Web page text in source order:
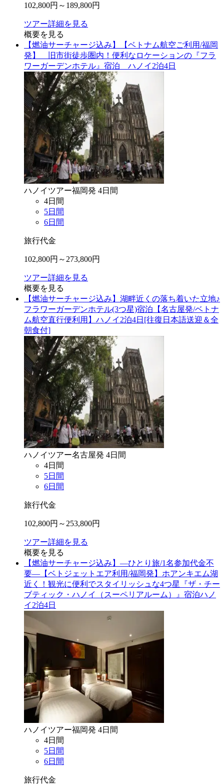
102,800円～ 189,800円
ツアー詳細を見る
概要を見る
【燃油サーチャージ込み】【ベトナム航空ご利用/福岡
発】 旧市街徒歩圏内！便利なロケーションの『フラ
ワーガーデンホテル』宿泊 ハノイ2泊4日
ハノイ ツアー福岡発 4日間
4日間
5日間
6日間
旅行代金
102,800円～ 273,800円
ツアー詳細を見る
概要を見る
【燃油サーチャージ込み】湖畔近くの落ち着いた立地♪
フラワーガーデンホテル(3つ星)宿泊【名古屋発/ベトナ
ム航空直行便利用】ハノイ2泊4日[往復日本語送迎＆全
朝食付]
ハノイ ツアー名古屋発 4日間
4日間
5日間
6日間
旅行代金
102,800円～ 253,800円
ツアー詳細を見る
概要を見る
【燃油サーチャージ込み】―ひとり旅/1名参加代金不
要―【ベトジェットエア利用/福岡発】ホアンキエム湖
近く！観光に便利でスタイリッシュな4つ星『ザ・チー
ブティック・ハノイ（スーペリアルーム）』宿泊ハノ
イ2泊4日
ハノイ ツアー福岡発 4日間
4日間
5日間
6日間
旅行代金